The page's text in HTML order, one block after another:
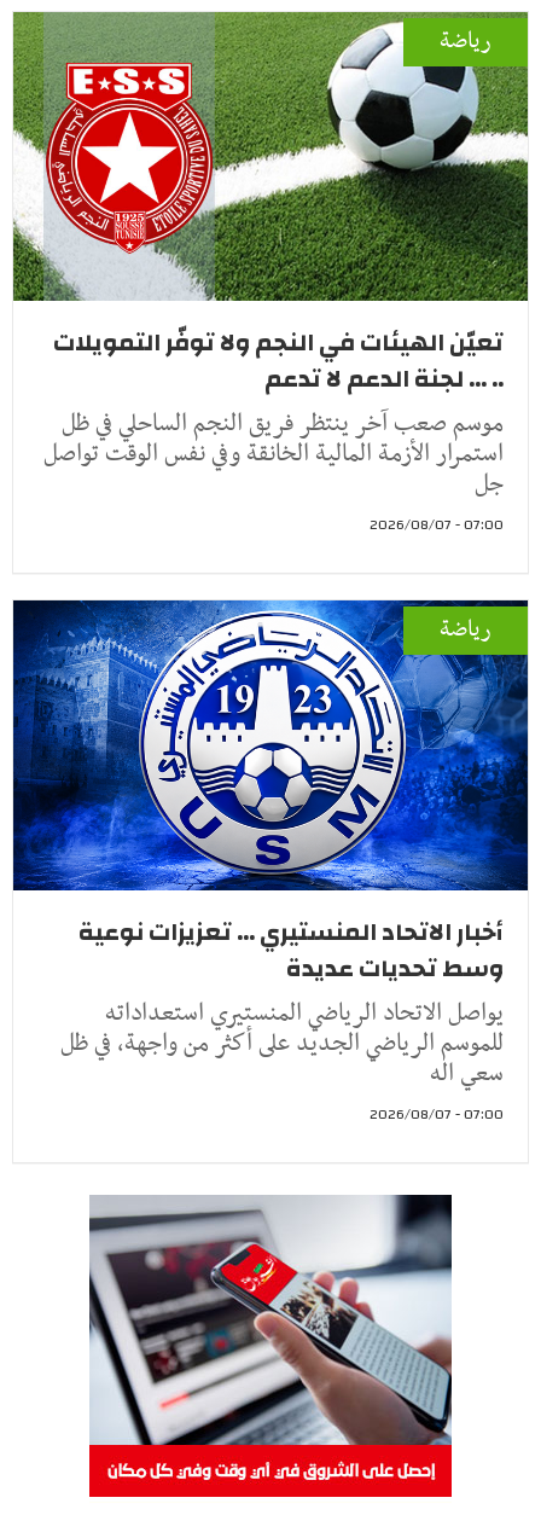
رياضة
تعيّن الهيئات في النجم ولا توفّر التمويلات
.. ... لجنة الدعم لا تدعم
موسم صعب آخر ينتظر فريق النجم الساحلي في ظل
استمرار الأزمة المالية الخانقة وفي نفس الوقت تواصل
جل
07:00 - 2026/08/07
رياضة
أخبار الاتحاد المنستيري ... تعزيزات نوعية
وسط تحديات عديدة
يواصل الاتحاد الرياضي المنستيري استعداداته
للموسم الرياضي الجديد على أكثر من واجهة، في ظل
سعي اله
07:00 - 2026/08/07